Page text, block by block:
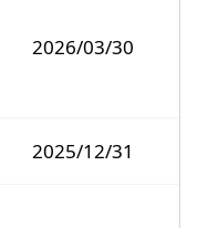
2026/03/30
2025/12/31